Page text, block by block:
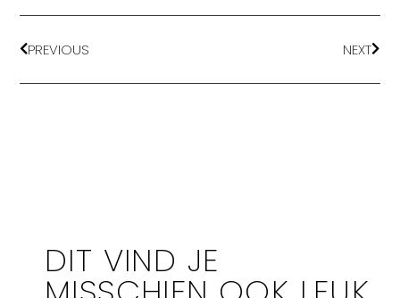
PREVIOUS NEXT
DIT VIND JE